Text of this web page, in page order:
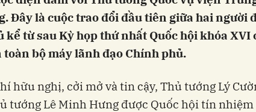
Đây là cuộc trao đổi đầu tiên giữa hai người
kể từ sau Kỳ họp thứ nhất Quốc hội khóa XVI
bộ máy lãnh đạo Chính phủ.
hữu nghị, cởi mở và tin cậy, Thủ tướng Lý
tướng Lê Minh Hưng được Quốc hội tín nhiệm